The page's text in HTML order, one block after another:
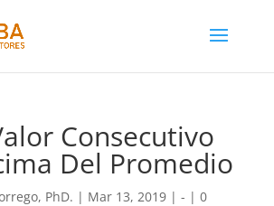
Consecutivo
Del Promedio
PhD. | Mar 13, 2019| - | 0